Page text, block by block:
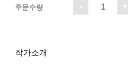
주문수량 - 1 +
작가소개